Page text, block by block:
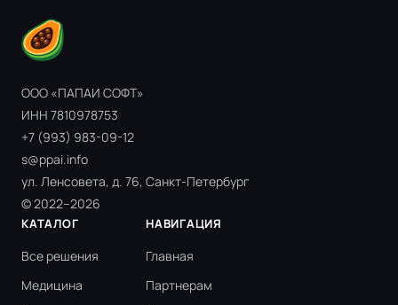
ООО «ПАПАИ СОФТ»
ИНН 7810978753
+7 (993) 983-09-12
s@ppai.info
ул. Ленсовета, д. 76, Санкт-Петербург
© 2022–2026
КАТАЛОГ
Все решения
Медицина
НАВИГАЦИЯ
Главная
Партнерам